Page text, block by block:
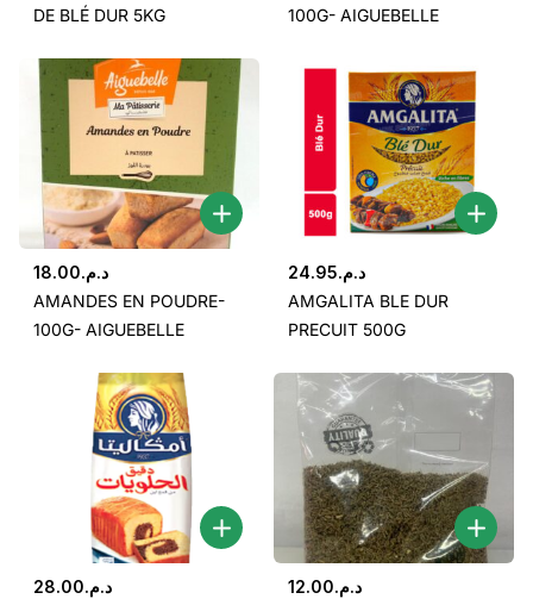
DE BLÉ DUR 5KG
100G- AIGUEBELLE
د.م.18.00
AMANDES EN POUDRE-
100G- AIGUEBELLE
د.م.24.95
AMGALITA BLE DUR
PRECUIT 500G
د.م.28.00 د.م.12.00